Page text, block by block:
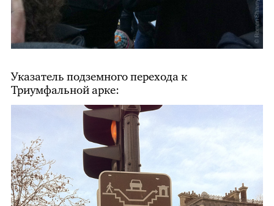
Указатель подземного перехода к
Триумфальной арке: